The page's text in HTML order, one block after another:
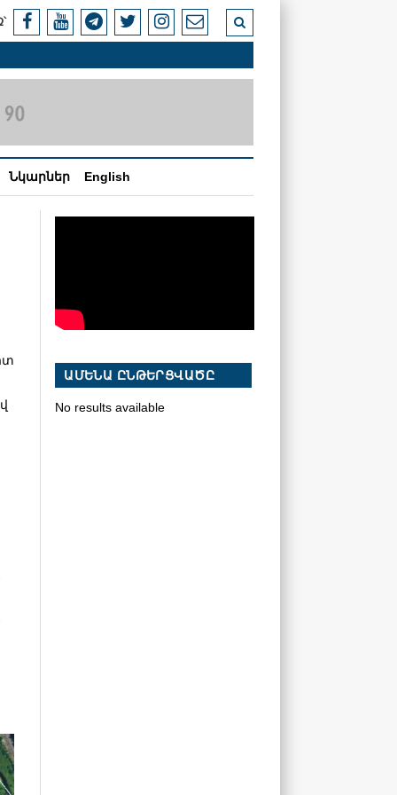
Նկարներ English
ԱՄԵՆԱ ԸՆԹԵՐՑՎԱԾԸ
No results available